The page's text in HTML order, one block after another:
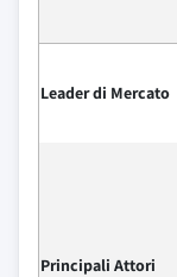
Leader di Mercato
Principali Attori